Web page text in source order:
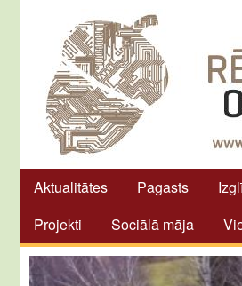
Aktualitātes Pagasts
Projekti
Sociālā māja